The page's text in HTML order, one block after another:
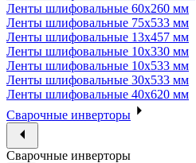
Ленты шлифовальные 60х260 мм
Ленты шлифовальные 75х533 мм
Ленты шлифовальные 13х457 мм
Ленты шлифовальные 10х330 мм
Ленты шлифовальные 10х533 мм
Ленты шлифовальные 30х533 мм
Ленты шлифовальные 40х620 мм
Сварочные инверторы
Сварочные инверторы